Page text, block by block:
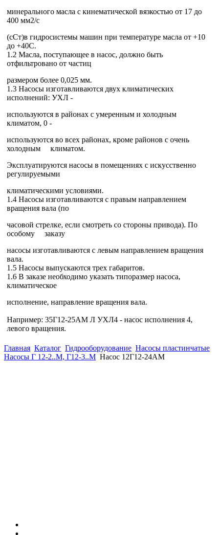
минерального масла с кинематической вязкостью от 17 до
400 мм2/с
(сСт)в гидросистемы машин при температуре масла от +10
до +40С.
1.2 Масла, поступающее в насос, должно быть
отфильтровано от частиц
размером более 0,025 мм.
1.3 Насосы изготавливаются двух климатических
исполнений: УХЛ -
используются в районах с умеренным и холодным
климатом, 0 -
используются во всех районах, кроме районов с очень
холодным климатом.
Эксплуатируются насосы в помещениях с искусственно
регулируемыми
климатическими условиями.
1.4 Насосы изготавливаются с правым направлением
вращения вала (по
часовой стрелке, если смотреть со стороны привода). По
особому заказу
насосы изготавливаются с левым направлением вращения
вала.
1.5 Насосы выпускаются трех габаритов.
1.6 В заказе необходимо указать типоразмер насоса,
климатическое
исполнение, направление вращения вала.
Например: 35Г12-25АМ Л УХЛ4 - насос исполнения 4,
левого вращения.
Главная Каталог Гидрооборудование Насосы пластинчатые
Насосы Г 12-2..М, Г12-3..М Насос 12Г12-24АМ